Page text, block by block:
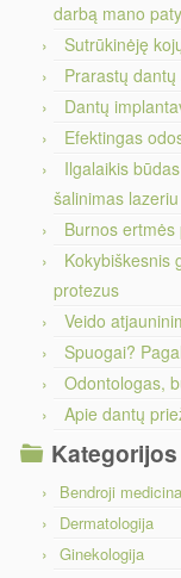
darbą mano
Sutrūkinėję
Prarastų
Dantų
Efektingas
Ilgalaikis
šalinimas lazeriu
Burnos
Kokybiškesnis
protezus
Veido
Spuogai?
Odontologas,
Apie dantų
Kategorijos
Bendroji medicina
Dermatologija
Ginekologija